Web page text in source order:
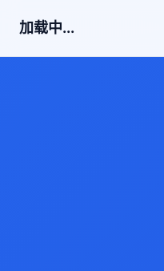
加载中...